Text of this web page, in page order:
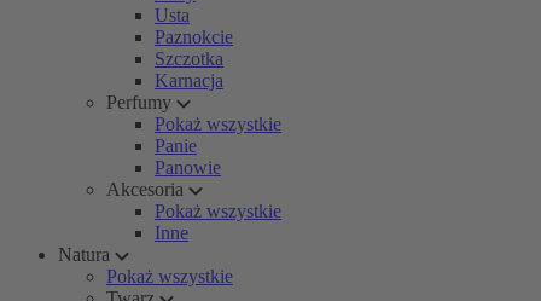
Usta
Paznokcie
Szczotka
Karnacja
Perfumy
Pokaż wszystkie
Panie
Panowie
Akcesoria
Pokaż wszystkie
Inne
Natura
Pokaż wszystkie